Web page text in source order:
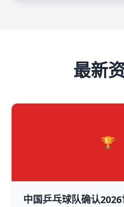
最新
🏆
中国乒乓球队确认